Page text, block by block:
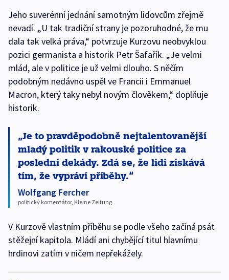
Jeho suverénní jednání samotným lidovcům zřejmě
nevadí. „U tak tradiční strany je pozoruhodné, že mu
dala tak velká práva,“ potvrzuje Kurzovu neobvyklou
pozici germanista a historik Petr Šafařík. „Je velmi
mlád, ale v politice je už velmi dlouho. S něčím
podobným nedávno uspěl ve Francii i Emmanuel
Macron, který taky nebyl novým člověkem,“ doplňuje
historik.
Je to pravděpodobně nejtalentovanější
mladý politik v rakouské politice za
poslední dekády. Zdá se, že lidi získává
tím, že vypráví příběhy.
Wolfgang Fercher
politický komentátor, Kleine Zeitung
V Kurzově vlastním příběhu se podle všeho začíná psát
stěžejní kapitola. Mládí ani chybějící titul hlavnímu
hrdinovi zatím v ničem nepřekážely.